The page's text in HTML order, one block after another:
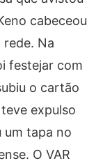
cabeceou
Na
festejar com
o cartão
expulso
um tapa no
O VAR